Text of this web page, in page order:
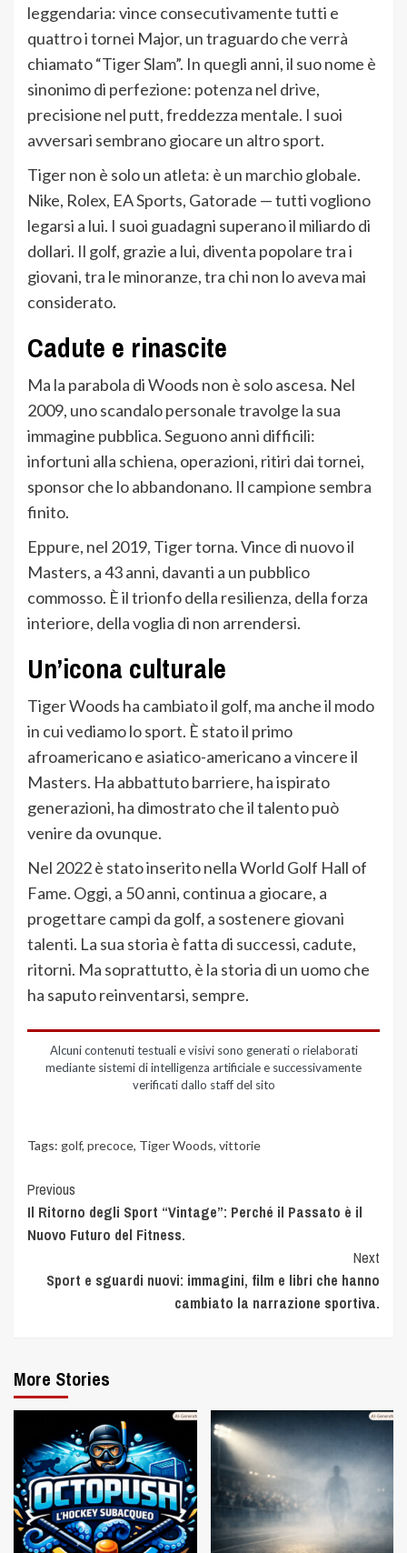
leggendaria: vince consecutivamente tutti e
quattro i tornei Major, un traguardo che verrà
chiamato “Tiger Slam”. In quegli anni, il suo nome è
sinonimo di perfezione: potenza nel drive,
precisione nel putt, freddezza mentale. I suoi
avversari sembrano giocare un altro sport.
Tiger non è solo un atleta: è un marchio globale.
Nike, Rolex, EA Sports, Gatorade — tutti vogliono
legarsi a lui. I suoi guadagni superano il miliardo di
dollari. Il golf, grazie a lui, diventa popolare tra i
giovani, tra le minoranze, tra chi non lo aveva mai
considerato.
Cadute e rinascite
Ma la parabola di Woods non è solo ascesa. Nel
2009, uno scandalo personale travolge la sua
immagine pubblica. Seguono anni difficili:
infortuni alla schiena, operazioni, ritiri dai tornei,
sponsor che lo abbandonano. Il campione sembra
finito.
Eppure, nel 2019, Tiger torna. Vince di nuovo il
Masters, a 43 anni, davanti a un pubblico
commosso. È il trionfo della resilienza, della forza
interiore, della voglia di non arrendersi.
Un’icona culturale
Tiger Woods ha cambiato il golf, ma anche il modo
in cui vediamo lo sport. È stato il primo
afroamericano e asiatico-americano a vincere il
Masters. Ha abbattuto barriere, ha ispirato
generazioni, ha dimostrato che il talento può
venire da ovunque.
Nel 2022 è stato inserito nella World Golf Hall of
Fame. Oggi, a 50 anni, continua a giocare, a
progettare campi da golf, a sostenere giovani
talenti. La sua storia è fatta di successi, cadute,
ritorni. Ma soprattutto, è la storia di un uomo che
ha saputo reinventarsi, sempre.
Alcuni contenuti testuali e visivi sono generati o rielaborati
mediante sistemi di intelligenza artificiale e successivamente
verificati dallo staff del sito
Tags: golf, precoce, Tiger Woods, vittorie
Previous
Il Ritorno degli Sport “Vintage”: Perché il Passato è il
Nuovo Futuro del Fitness.
Next
Sport e sguardi nuovi: immagini, film e libri che hanno
cambiato la narrazione sportiva.
More Stories